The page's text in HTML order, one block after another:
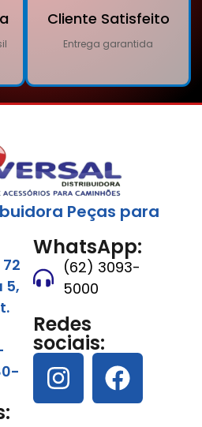
Cliente Satisfeito
Entrega garantida
Peças para
72
5,
WhatsApp:
(62) 3093-
5000
Redes
sociais: